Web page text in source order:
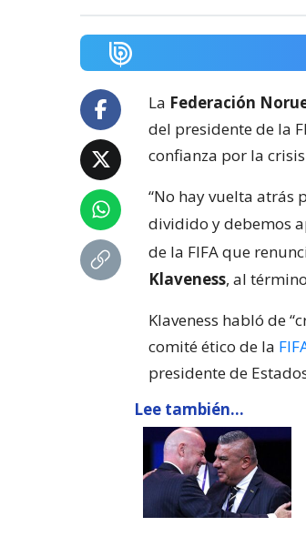
La Federación
del presidente de la
confianza por la
“No hay vuelta atrás
dividido y debemos
de la FIFA que
Klaveness, al
Klaveness habló de
comité ético de la
presidente de
Lee también...